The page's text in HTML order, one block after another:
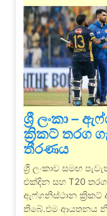
ශ්‍රී ලංකා –
ක්‍රිකට් තරග
තීරණය
ශ්‍රී ලංකාව සමඟ
එක්දින සහ T20
ඇෆ්ගනිස්ථාන
තිබේ.එම ආයතනය